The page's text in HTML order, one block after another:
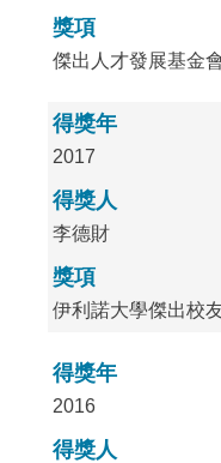
獎項
傑出人才發展基金
得獎年
2017
得獎人
李德財
獎項
伊利諾大學傑出校
得獎年
2016
得獎人